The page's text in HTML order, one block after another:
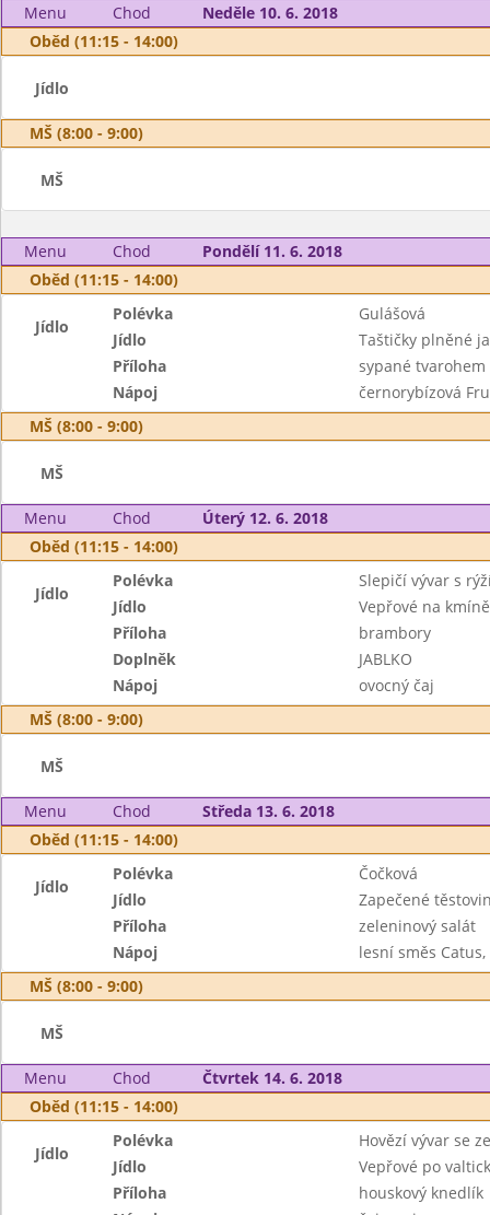
Menu Chod
Neděle 10. 6. 2018
Oběd (11:15 - 14:00)
Jídlo
MŠ (8:00 - 9:00)
MŠ
Menu Chod
Pondělí 11. 6. 2018
Oběd (11:15 - 14:00)
Jídlo
Polévka
Gulášová
Jídlo
Taštičky plněné
Příloha
sypané tvarohem
Nápoj
černorybízová
MŠ (8:00 - 9:00)
MŠ
Menu Chod
Úterý 12. 6. 2018
Oběd (11:15 - 14:00)
Jídlo
Polévka
Slepičí vývar s
Jídlo
Vepřové na kmíně
Příloha
brambory
Doplněk
JABLKO
Nápoj
ovocný čaj
MŠ (8:00 - 9:00)
MŠ
Menu Chod
Středa 13. 6. 2018
Oběd (11:15 - 14:00)
Jídlo
Polévka
Čočková
Jídlo
Zapečené
Příloha
zeleninový salát
Nápoj
lesní směs
MŠ (8:00 - 9:00)
MŠ
Menu Chod
Čtvrtek 14. 6. 2018
Oběd (11:15 - 14:00)
Jídlo
Polévka
Hovězí vývar se
Jídlo
Vepřové po
Příloha
houskový knedlík